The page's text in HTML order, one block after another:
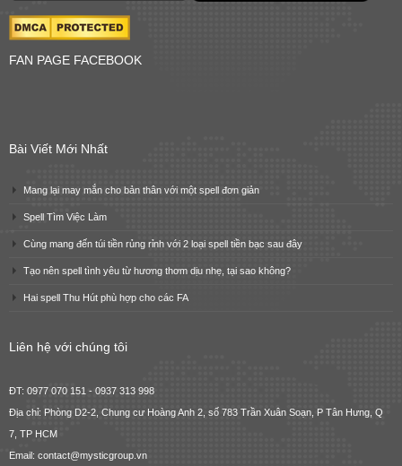
FAN PAGE FACEBOOK
Bài Viết Mới Nhất
Mang lại may mắn cho bản thân với một spell đơn giản
Spell Tìm Việc Làm
Cùng mang đến túi tiền rủng rỉnh với 2 loại spell tiền bạc sau đây
Tạo nên spell tình yêu từ hương thơm dịu nhẹ, tại sao không?
Hai spell Thu Hút phù hợp cho các FA
Liên hệ với chúng tôi
ĐT: 0977 070 151 - 0937 313 998
Địa chỉ: Phòng D2-2, Chung cư Hoàng Anh 2, số 783 Trần Xuân Soạn, P Tân Hưng, Q
7, TP HCM
Email: contact@mysticgroup.vn